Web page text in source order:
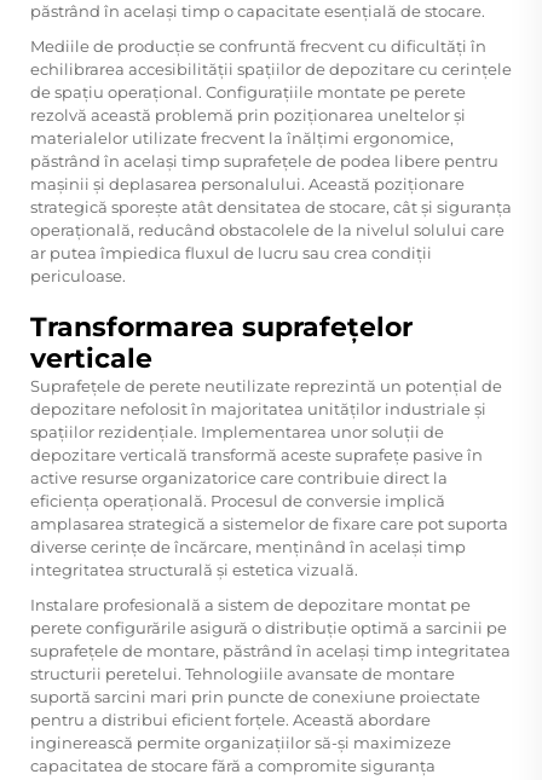
păstrând în același timp o capacitate esențială de stocare.
Mediile de producție se confruntă frecvent cu dificultăți în
echilibrarea accesibilității spațiilor de depozitare cu cerințele
de spațiu operațional. Configurațiile montate pe perete
rezolvă această problemă prin poziționarea uneltelor și
materialelor utilizate frecvent la înălțimi ergonomice,
păstrând în același timp suprafețele de podea libere pentru
mașinii și deplasarea personalului. Această poziționare
strategică sporește atât densitatea de stocare, cât și siguranța
operațională, reducând obstacolele de la nivelul solului care
ar putea împiedica fluxul de lucru sau crea condiții
periculoase.
Transformarea suprafețelor
verticale
Suprafețele de perete neutilizate reprezintă un potențial de
depozitare nefolosit în majoritatea unităților industriale și
spațiilor rezidențiale. Implementarea unor soluții de
depozitare verticală transformă aceste suprafețe pasive în
active resurse organizatorice care contribuie direct la
eficiența operațională. Procesul de conversie implică
amplasarea strategică a sistemelor de fixare care pot suporta
diverse cerințe de încărcare, menținând în același timp
integritatea structurală și estetica vizuală.
Instalare profesională a sistem de depozitare montat pe
pereteconfigurările asigură o distribuție optimă a sarcinii pe
suprafețele de montare, păstrând în același timp integritatea
structurii peretelui. Tehnologiile avansate de montare
suportă sarcini mari prin puncte de conexiune proiectate
pentru a distribui eficient forțele. Această abordare
inginerească permite organizațiilor să-și maximizeze
capacitatea de stocare fără a compromite siguranța